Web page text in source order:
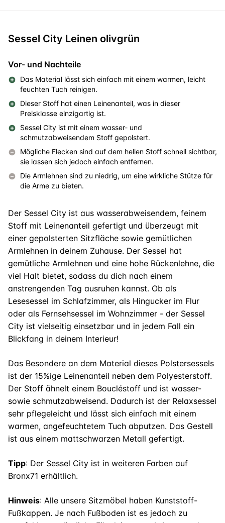
Sessel City Leinen olivgrün
Vor- und Nachteile
Das Material lässt sich einfach mit einem warmen, leicht
feuchten Tuch reinigen.
Dieser Stoff hat einen Leinenanteil, was in dieser
Preisklasse einzigartig ist.
Sessel City ist mit einem wasser- und
schmutzabweisendem Stoff gepolstert.
Mögliche Flecken sind auf dem hellen Stoff schnell sichtbar,
sie lassen sich jedoch einfach entfernen.
Die Armlehnen sind zu niedrig, um eine wirkliche Stütze für
die Arme zu bieten.
Der Sessel City ist aus wasserabweisendem, feinem
Stoff mit Leinenanteil gefertigt und überzeugt mit
einer gepolsterten Sitzfläche sowie gemütlichen
Armlehnen in deinem Zuhause. Der Sessel hat
gemütliche Armlehnen und eine hohe Rückenlehne, die
viel Halt bietet, sodass du dich nach einem
anstrengenden Tag ausruhen kannst. Ob als
Lesesessel im Schlafzimmer, als Hingucker im Flur
oder als Fernsehsessel im Wohnzimmer - der Sessel
City ist vielseitig einsetzbar und in jedem Fall ein
Blickfang in deinem Interieur!
Das Besondere an dem Material dieses Polstersessels
ist der 15%ige Leinenanteil neben dem Polyesterstoff.
Der Stoff ähnelt einem Boucléstoff und ist wasser-
sowie schmutzabweisend. Dadurch ist der Relaxsessel
sehr pflegeleicht und lässt sich einfach mit einem
warmen, angefeuchtetem Tuch abputzen. Das Gestell
ist aus einem mattschwarzen Metall gefertigt.
Tipp: Der Sessel City ist in weiteren Farben auf
Bronx71 erhältlich.
Hinweis: Alle unsere Sitzmöbel haben Kunststoff-
Fußkappen. Je nach Fußboden ist es jedoch zu